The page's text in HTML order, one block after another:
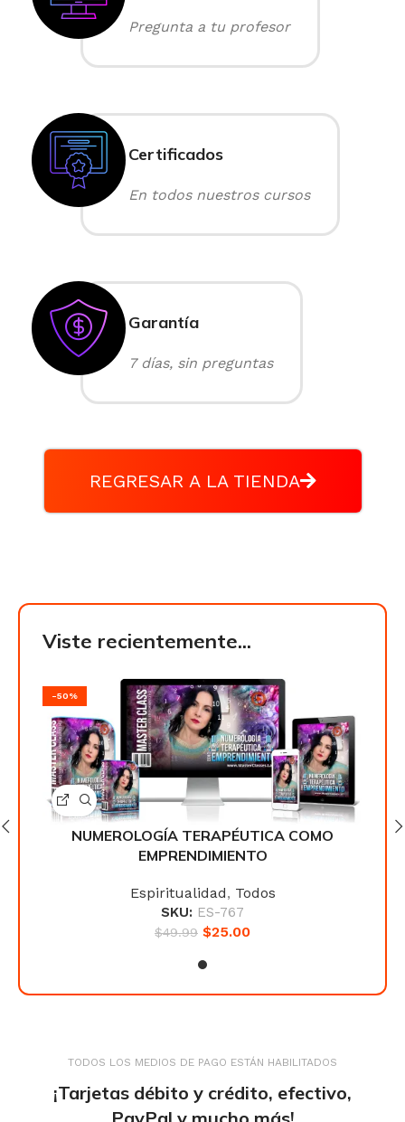
Pregunta a tu profesor
Certificados
En todos nuestros cursos
Garantía
7 días, sin preguntas
REGRESAR A LA TIENDA
Viste recientemente...
-50%
NUMEROLOGÍA TERAPÉUTICA COMO
EMPRENDIMIENTO
Espiritualidad, Todos
SKU: ES-767
$49.99 $25.00
TODOS LOS MEDIOS DE PAGO ESTÁN HABILITADOS
¡Tarjetas débito y crédito, efectivo,